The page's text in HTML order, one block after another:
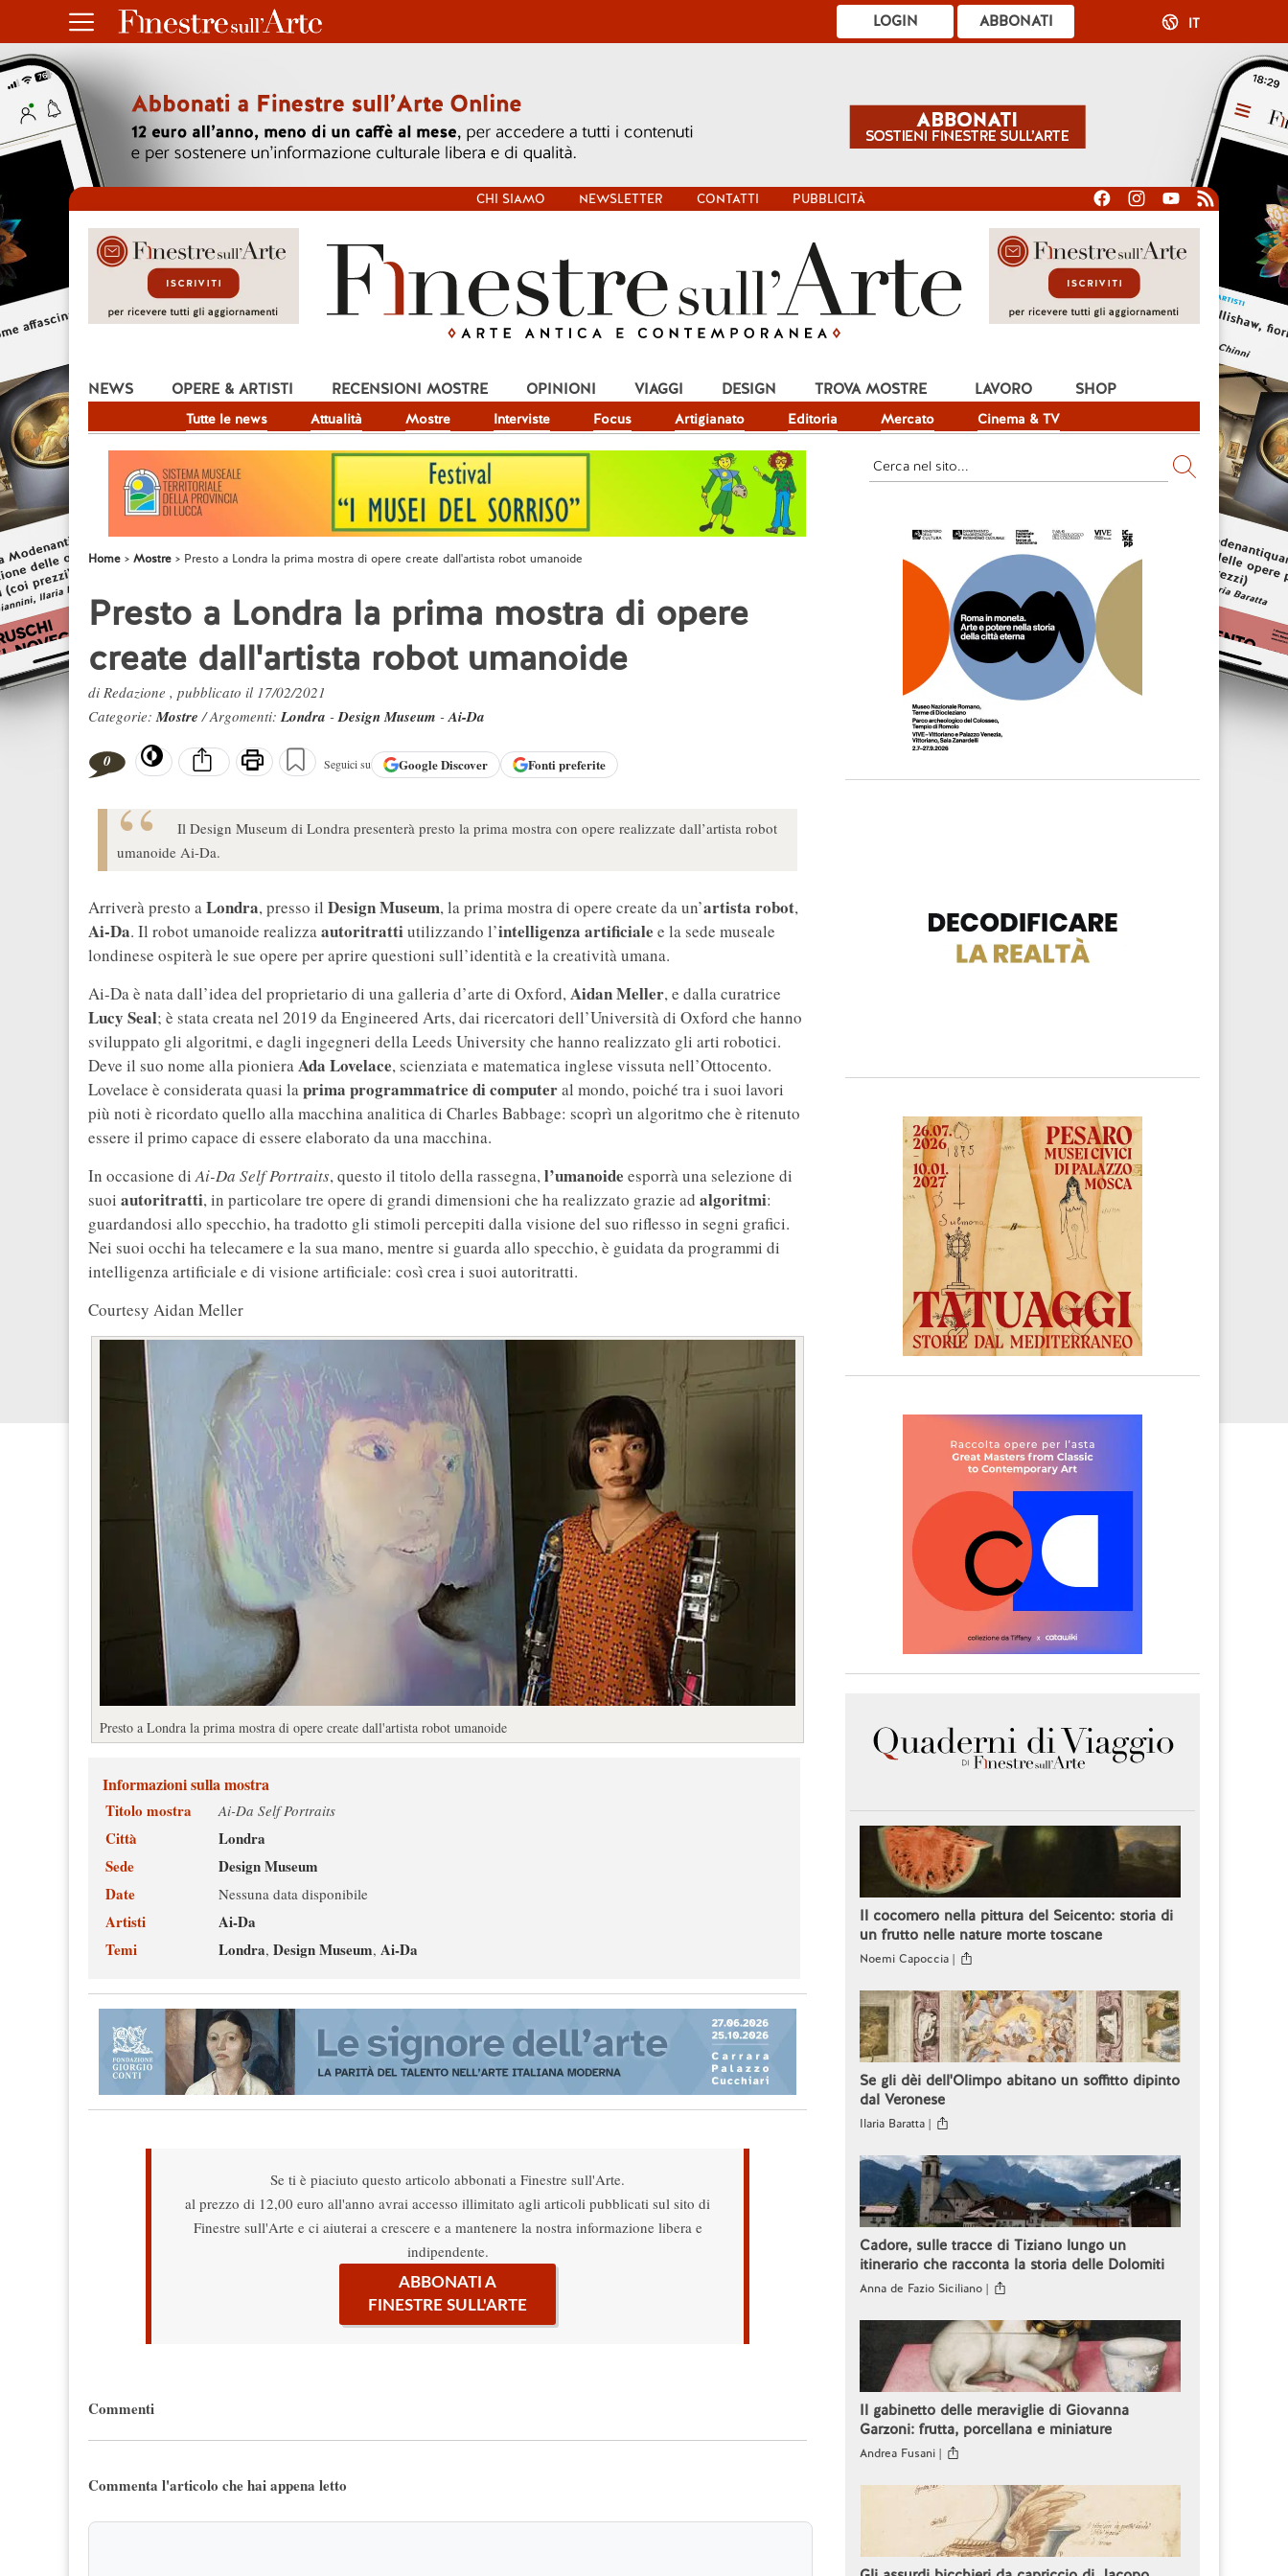
ABBONATI
LOGIN IT
CHI SIAMO NEWSLETTER CONTATTI PUBBLICITÀ
NEWS
Tutte le news Attualità Mostre Interviste Focus Artigianato Editoria Mercato Cinema & TV
OPERE & ARTISTI RECENSIONI MOSTRE OPINIONI VIAGGI DESIGN TROVA MOSTRE LAVORO SHOP
Home Mostre Presto a Londra la prima mostra di opere create dall'artista robot umanoide
Presto a Londra la prima mostra di opere
create dall'artista robot umanoide
di Redazione , pubblicato il 17/02/2021
Categorie:Mostre/ Argomenti:Londra -Design Museum -Ai-Da
0 Seguici su GoogleDiscover Fonti preferite
Il Design Museum di Londra presenterà presto la prima mostra con opere realizzate dall’artista robot
umanoide Ai-Da.
Arriverà presto aLondra, presso il Design Museum, la prima mostra di opere create da un’artista robot,
Ai-Da. Il robot umanoide realizzaautoritrattiutilizzando l’intelligenza artificiale e la sede museale
londinese ospiterà le sue opere per aprire questioni sull’identità e la creatività umana.
Ai-Da è nata dall’idea del proprietario di una galleria d’arte di Oxford,Aidan Meller, e dalla curatrice
Lucy Seal; è stata creata nel 2019 da Engineered Arts, dai ricercatori dell’Università di Oxford che hanno
sviluppato gli algoritmi, e dagli ingegneri della Leeds University che hanno realizzato gli arti robotici.
Deve il suo nome alla pionieraAda Lovelace, scienziata e matematica inglese vissuta nell’Ottocento.
Lovelace è considerata quasi laprima programmatrice di computeral mondo, poiché tra i suoi lavori
più noti è ricordato quello alla macchina analitica di Charles Babbage: scoprì un algoritmo che è ritenuto
essere il primo capace di essere elaborato da una macchina.
In occasione diAi-Da Self Portraits, questo il titolo della rassegna,l’umanoide esporrà una selezione di
suoi autoritratti, in particolare tre opere di grandi dimensioni che ha realizzato grazie ad algoritmi:
guardandosi allo specchio, ha tradotto gli stimoli percepiti dalla visione del suo riflesso in segni grafici.
Nei suoi occhi ha telecamere e la sua mano, mentre si guarda allo specchio, è guidata da programmi di
intelligenza artificiale e di visione artificiale: così crea i suoi autoritratti.
Courtesy Aidan Meller
Presto a Londra la prima mostra di opere create dall'artista robot umanoide
Informazioni sulla mostra
Titolo mostra Ai-Da Self Portraits
Città
Londra
Sede
Design Museum
Date
Nessuna data disponibile
Artisti
Ai-Da
Temi
Londra, Design Museum, Ai-Da
Se ti è piaciuto questo articolo abbonati a Finestre sull'Arte.
al prezzo di 12,00 euro all'anno avrai accesso illimitato agli articoli pubblicati sul sito di
Finestre sull'Arte e ci aiuterai a crescere e a mantenere la nostra informazione libera e
indipendente.
ABBONATI A
FINESTRE SULL'ARTE
Commenti
Commenta l'articolo che hai appena letto
Il cocomero nella pittura del Seicento: storia di
un frutto nelle nature morte toscane
Noemi Capoccia |
Se gli dèi dell'Olimpo abitano un soffitto dipinto
dal Veronese
Ilaria Baratta |
Cadore, sulle tracce di Tiziano lungo un
itinerario che racconta la storia delle Dolomiti
Anna de Fazio Siciliano |
Il gabinetto delle meraviglie di Giovanna
Garzoni: frutta, porcellana e miniature
Andrea Fusani |